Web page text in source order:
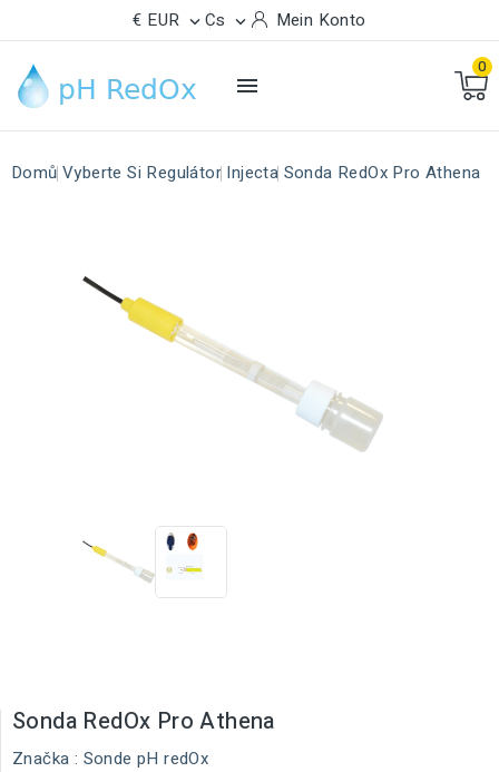
€ EUR  Cs  Mein Konto

0
Domů Vyberte Si Regulátor Injecta Sonda RedOx Pro Athena
Sonda RedOx Pro Athena
Značka : Sonde pH redOx